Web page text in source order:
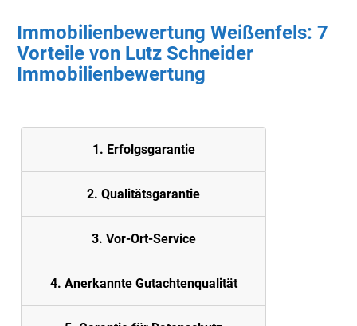
Immobilienbewertung Weißenfels: 7
Vorteile von Lutz Schneider
Immobilienbewertung
1. Erfolgsgarantie
2. Qualitätsgarantie
3. Vor-Ort-Service
4. Anerkannte Gutachtenqualität